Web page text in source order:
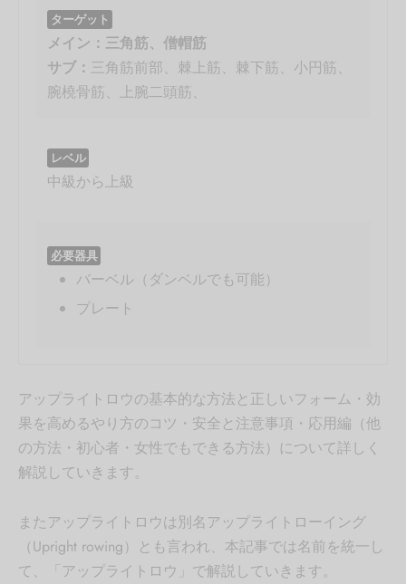
ターゲット
メイン：三角筋、僧帽筋
サブ： 三角筋前部、棘上筋、棘下筋、小円筋、
腕橈骨筋、上腕二頭筋、
レベル
中級から上級
必要器具
バーベル（ダンベルでも可能）
プレート
アップライトロウの基本的な方法と正しいフォーム・効
果を高めるやり方のコツ・安全と注意事項・応用編（他
の方法・初心者・女性でもできる方法）について詳しく
解説していきます。
またアップライトロウは別名アップライトローイング
（Upright rowing）とも言われ、本記事では名前を統一し
て、「アップライトロウ」で解説していきます。